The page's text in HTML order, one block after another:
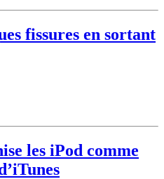
fissures en sortant
les iPod comme